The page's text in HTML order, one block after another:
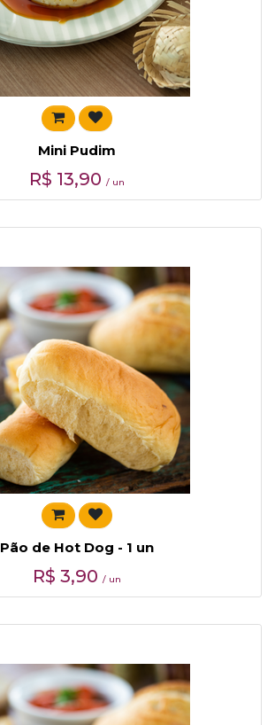
Mini Pudim
R$ 13,90 / un
Pão de Hot Dog - 1 un
R$ 3,90 / un